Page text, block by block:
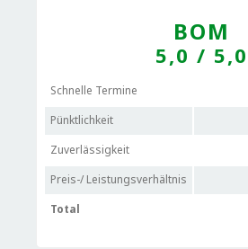
BOM
5,0 / 5,0
Schnelle Termine
Pünktlichkeit
Zuverlässigkeit
Preis-/ Leistungsverhältnis
Total